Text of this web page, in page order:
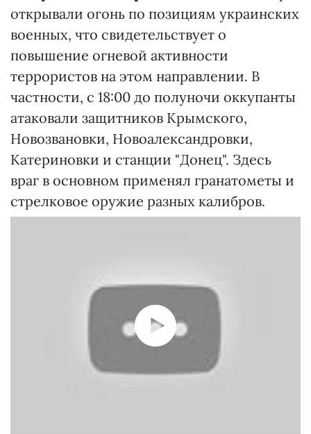
открывали огонь по позициям украинских
военных, что свидетельствует о
повышение огневой активности
террористов на этом направлении. В
частности, с 18:00 до полуночи оккупанты
атаковали защитников Крымского,
Новозвановки, Новоалександровки,
Катериновки и станции "Донец". Здесь
враг в основном применял гранатометы и
стрелковое оружие разных калибров.